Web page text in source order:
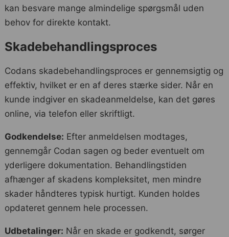
kan besvare mange almindelige spørgsmål uden
behov for direkte kontakt.
Skadebehandlingsproces
Codans skadebehandlingsproces er gennemsigtig og
effektiv, hvilket er en af deres stærke sider. Når en
kunde indgiver en skadeanmeldelse, kan det gøres
online, via telefon eller skriftligt.
Godkendelse: Efter anmeldelsen modtages,
gennemgår Codan sagen og beder eventuelt om
yderligere dokumentation. Behandlingstiden
afhænger af skadens kompleksitet, men mindre
skader håndteres typisk hurtigt. Kunden holdes
opdateret gennem hele processen.
Udbetalinger: Når en skade er godkendt, sørger